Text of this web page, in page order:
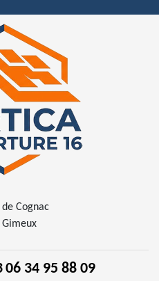
Cognac
Gimeux
06 34 95 88 09